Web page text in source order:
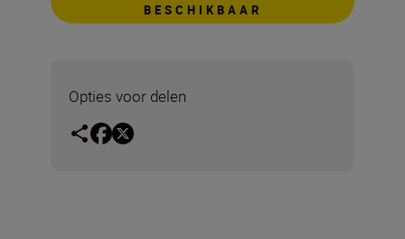
BESCHIKBAAR
Opties voor delen